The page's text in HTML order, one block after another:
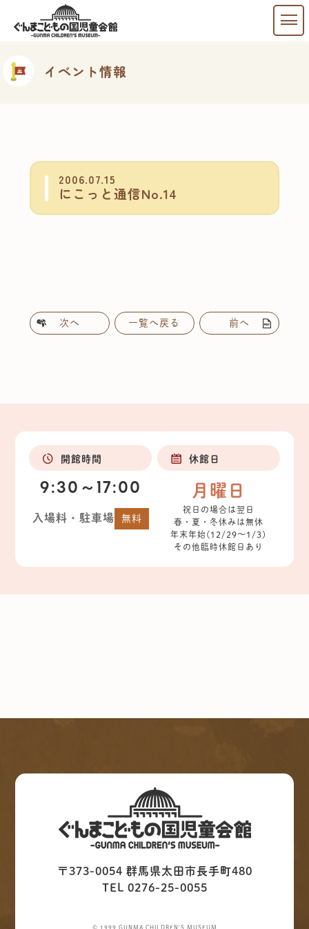
イベント情報
2006.07.15
にこっと通信No.14
次へ 一覧へ戻る 前へ
開館時間
9:30～17:00
入場料・駐車場 無料
休館日
月曜日
祝日の場合は翌日
春・夏・冬休みは無休
年末年始(12/29～1/3)
その他臨時休館日あり
〒373-0054 群馬県太田市長手町480
TEL 0276-25-0055
© 1999 GUNMA CHILDREN'S MUSEUM